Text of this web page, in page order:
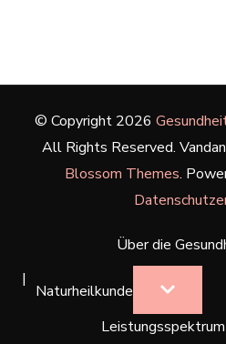
© Copyright 2026
All Rights Reserved.
Blossom Themes.
Über die
Naturheilkunde